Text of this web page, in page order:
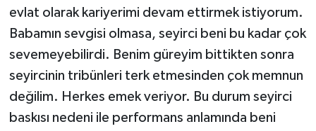
evlat olarak kariyerimi devam ettirmek istiyorum.
Babamın sevgisi olmasa, seyirci beni bu kadar çok
sevemeyebilirdi. Benim güreyim bittikten sonra
seyircinin tribünleri terk etmesinden çok memnun
değilim. Herkes emek veriyor. Bu durum seyirci
baskısı nedeni ile performans anlamında beni